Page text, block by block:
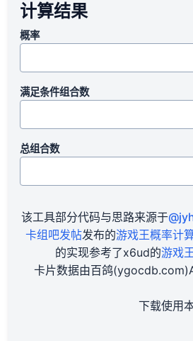
计算结果
概率
满足条件组合数
总组合数
该工具部分代码与思路来源于
卡组吧发帖发布的游戏王概率计
的实现参考了x6ud的游戏
卡片数据由百鸽
下载使用